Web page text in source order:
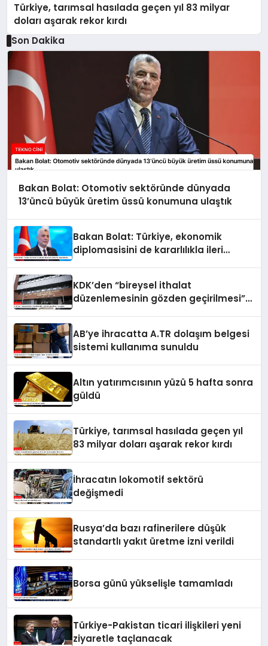
Türkiye, tarımsal hasılada geçen yıl 83 milyar
doları aşarak rekor kırdı
Son Dakika
Bakan Bolat: Otomotiv sektöründe dünyada
13’üncü büyük üretim üssü konumuna ulaştık
Bakan Bolat: Türkiye, ekonomik
diplomasisini de kararlılıkla ileri
KDK’den “bireysel ithalat
düzenlemesinin gözden geçirilmesi”
AB’ye ihracatta A.TR dolaşım belgesi
sistemi kullanıma sunuldu
Altın yatırımcısının yüzü 5 hafta sonra
güldü
Türkiye, tarımsal hasılada geçen yıl
83 milyar doları aşarak rekor kırdı
İhracatın lokomotif sektörü
değişmedi
Rusya’da bazı rafinerilere düşük
standartlı yakıt üretme izni verildi
Borsa günü yükselişle tamamladı
Türkiye-Pakistan ticari ilişkileri yeni
ziyaretle taçlanacak